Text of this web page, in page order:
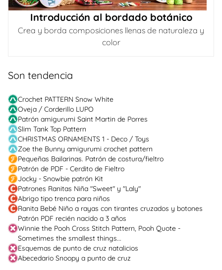
Introducción al bordado botánico
Crea y borda composiciones llenas de naturaleza y
color
Son tendencia
Crochet PATTERN Snow White
Oveja / Corderillo LUPO
Patrón amigurumi Saint Martin de Porres
Slim Tank Top Pattern
CHRISTMAS ORNAMENTS 1 - Deco / Toys
Zoe the Bunny amigurumi crochet pattern
Pequeñas Bailarinas. Patrón de costura/fieltro
Patrón de PDF - Cerdito de Fieltro
Jocky - Snowbie patrón Kit
Patrones Ranitas Niña "Sweet" y "Laly"
Abrigo tipo trenca para niños
Ranita Bebé Niño a rayas con tirantes cruzados y botones
Patrón PDF recién nacido a 3 años
Winnie the Pooh Cross Stitch Pattern, Pooh Quote -
Sometimes the smallest things...
Esquemas de punto de cruz natalicios
Abecedario Snoopy a punto de cruz